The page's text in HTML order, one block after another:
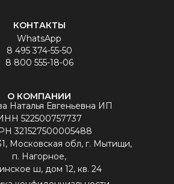
КОНТАКТЫ
WhatsApp
8 495 374-55-50
8 800 555-18-06
Наталья Евгеньевна ИП
522500757737
321527500005488
Московская обл, г. Мытищи,
п. Нагорное,
ш, дом 12, кв. 24
О КОМПАНИИ